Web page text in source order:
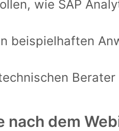
wie SAP
beispielhaften
nach dem